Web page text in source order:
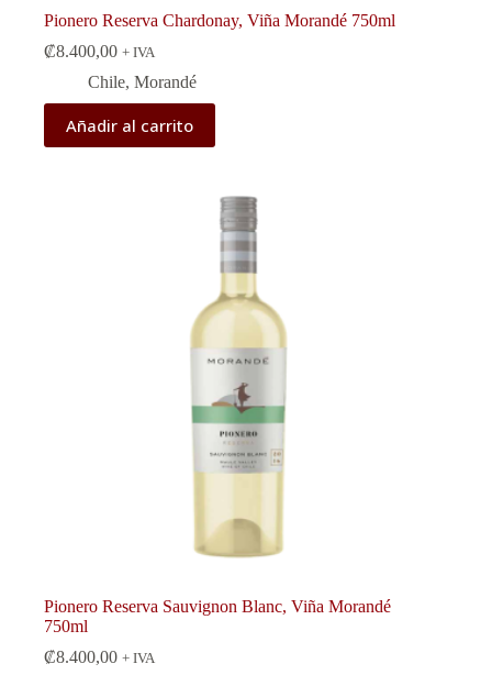
Pionero Reserva Chardonay, Viña Morandé 750ml
₡8.400,00 + IVA
Chile, Morandé
Añadir al carrito
Pionero Reserva Sauvignon Blanc, Viña Morandé
750ml
₡8.400,00 + IVA